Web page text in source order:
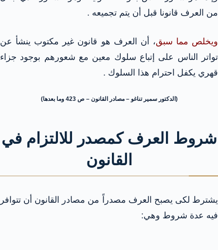
من العرف قانونا قبل أن يتم تجميعه .
ويخلص مما سبق، أن العرف هو قانون غير مكتوب ينشأ عن
تواتر الناس على إتباع سلوك معين مع شعورهم بوجود جزاء
قهري يكفل احترام هذا السلوك .
(الدكتور سمير تناغو – مصادر القانون – ص 423 وما بعدها)
شروط العرف كمصدر للالتزام في
القانون
يشترط لكى يصبح العرف مصدراً من مصادر القانون أن تتوافر
فيه عدة شروط وهي: